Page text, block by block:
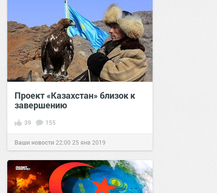
Проект «Казахстан» близок к
завершению
39 155
Ваши новости 22:00 25 янв 2019